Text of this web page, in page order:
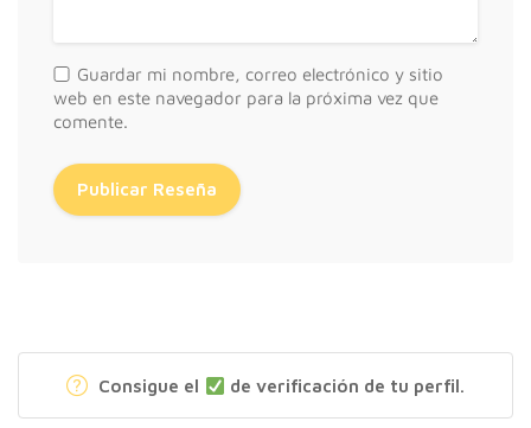
Guardar mi nombre, correo electrónico y sitio
web en este navegador para la próxima vez que
comente.
Consigue el de verificación de tu perfil.